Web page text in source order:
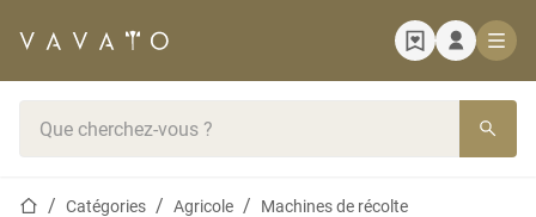
Page d'accueil
Catégories Agricole Machines de récolte